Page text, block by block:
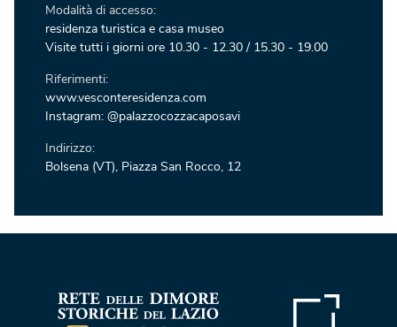
Modalità di accesso:
residenza turistica e casa museo
Visite tutti i giorni ore 10.30 - 12.30 / 15.30 - 19.00
Riferimenti:
www.vesconteresidenza.com
Instagram: @palazzocozzacaposavi
Indirizzo:
Bolsena (VT), Piazza San Rocco, 12